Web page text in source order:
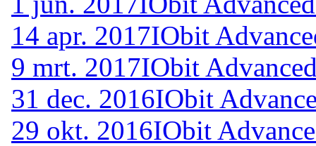
14 apr. 2017IObit
9 mrt. 2017IObit
31 dec. 2016IObit
29 okt. 2016IObit